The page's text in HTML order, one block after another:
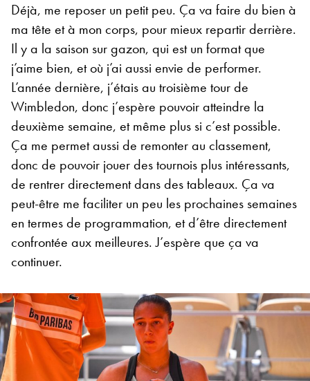
Déjà, me reposer un petit peu. Ça va faire du bien à
ma tête et à mon corps, pour mieux repartir derrière.
Il y a la saison sur gazon, qui est un format que
j’aime bien, et où j’ai aussi envie de performer.
L’année dernière, j’étais au troisième tour de
Wimbledon, donc j’espère pouvoir atteindre la
deuxième semaine, et même plus si c’est possible.
Ça me permet aussi de remonter au classement,
donc de pouvoir jouer des tournois plus intéressants,
de rentrer directement dans des tableaux. Ça va
peut-être me faciliter un peu les prochaines semaines
en termes de programmation, et d’être directement
confrontée aux meilleures. J’espère que ça va
continuer.